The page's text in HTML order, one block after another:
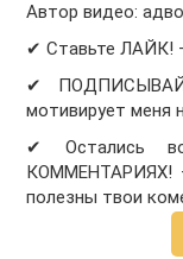
Автор видео:
✔ Ставьте ЛАЙК!
✔
мотивирует меня
✔ Остались
КОММЕНТАРИЯХ! –
полезны твои